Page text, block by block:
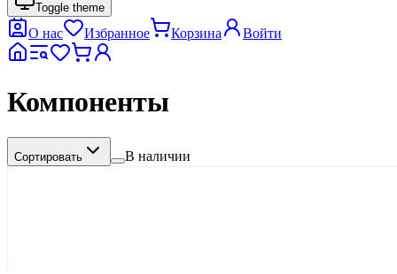
Toggle theme
О нас Избранное Корзина Войти
Компоненты
Сортировать В наличии